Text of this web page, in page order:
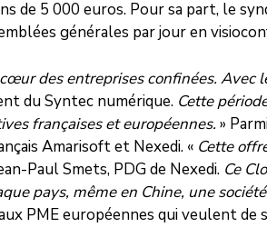
de 5 000 euros. Pour sa part, le
générales par jour en
des entreprises confinées.
du Syntec numérique. Cette
françaises et européennes.»
Amarisoft et Nexedi. « Cette
Paul Smets, PDG de Nexedi. Ce
pays, même en Chine, une
aux PME européennes qui veulent